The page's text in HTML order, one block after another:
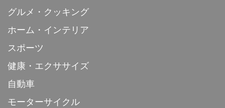
グルメ・クッキング
ホーム・インテリア
スポーツ
健康・エクササイズ
自動車
モーターサイクル